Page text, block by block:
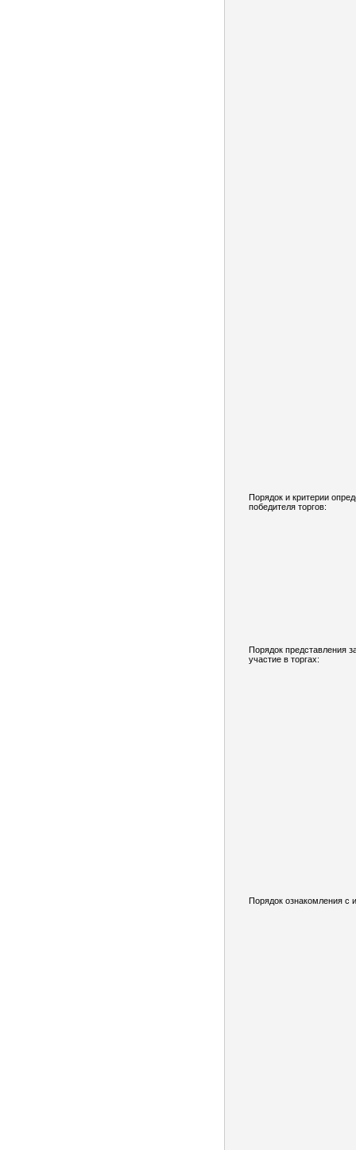
Порядок и критерии
победителя торгов:
Порядок представления
участие в торгах:
Порядок ознакомления с